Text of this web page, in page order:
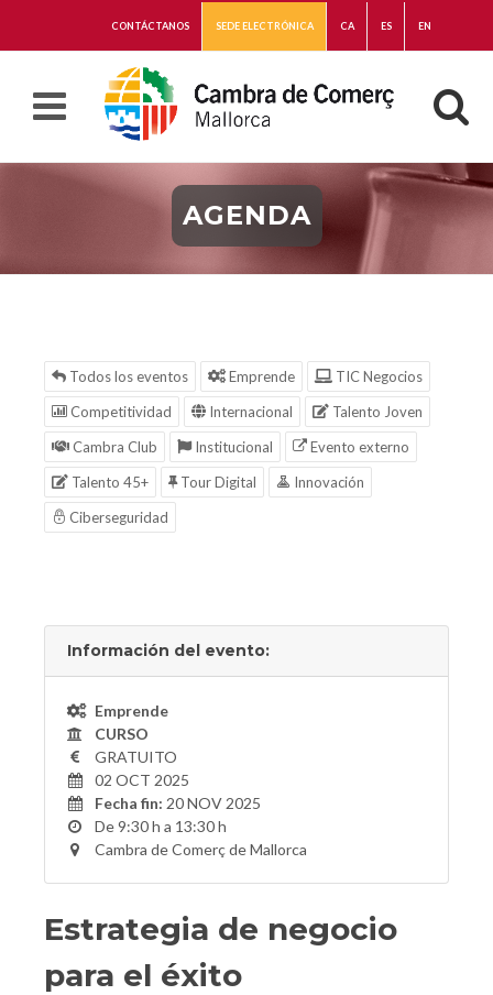
CONTÁCTANOS SEDE ELECTRÓNICA CA ES EN
AGENDA
Todos los eventos Emprende
TIC Negocios
Competitividad
Internacional
Talento Joven
Cambra Club
Institucional
Evento externo
Talento 45+
Tour Digital
Innovación
Ciberseguridad
Información del evento:
Emprende
CURSO
GRATUITO
02 OCT 2025
Fecha fin: 20 NOV 2025
De 9:30 h a 13:30 h
Cambra de Comerç de Mallorca
Estrategia de negocio
para el éxito